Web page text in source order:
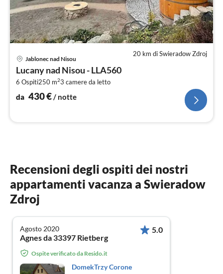
20 km di Swieradow Zdroj
Jablonec nad Nisou
Lucany nad Nisou - LLA560
6 Ospiti250 m23 camere da letto
da 430€/ notte
Recensioni degli ospiti dei nostri
appartamenti vacanza a Swieradow
Zdroj
Agosto 2020
Agnes da 33397 Rietberg
5.0
Ospite verificato da Resido.it
DomekTrzy Corone